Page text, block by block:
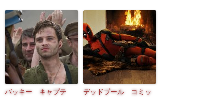
バッキー キャプテ
デッドプール コミッ